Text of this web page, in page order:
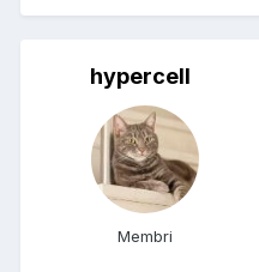
hypercell
Membri